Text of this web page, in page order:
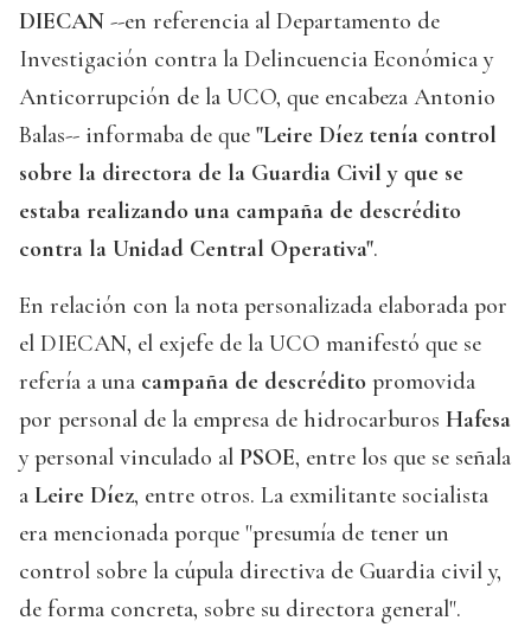
DIECAN --en referencia al Departamento de
Investigación contra la Delincuencia Económica y
Anticorrupción de la UCO, que encabeza Antonio
Balas-- informaba de que "Leire Díez tenía control
sobre la directora de la Guardia Civil y que se
estaba realizando una campaña de descrédito
contra la Unidad Central Operativa".
En relación con la nota personalizada elaborada por
el DIECAN, el exjefe de la UCO manifestó que se
refería a una campaña de descrédito promovida
por personal de la empresa de hidrocarburos Hafesa
y personal vinculado al PSOE, entre los que se señala
a Leire Díez, entre otros. La exmilitante socialista
era mencionada porque "presumía de tener un
control sobre la cúpula directiva de Guardia civil y,
de forma concreta, sobre su directora general".